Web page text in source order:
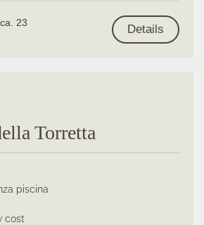
23
Details
Torretta
piscina
cost